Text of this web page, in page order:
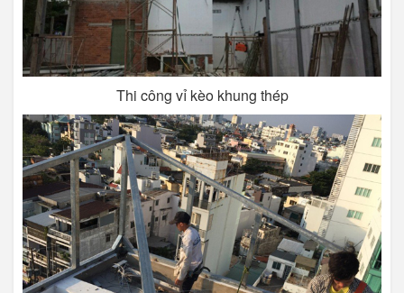
Thi công vỉ kèo khung thép